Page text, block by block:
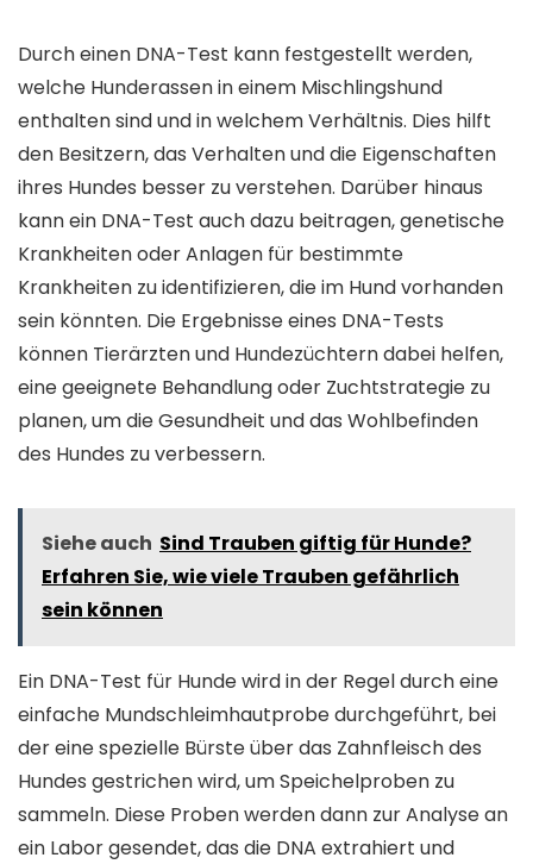
Durch einen DNA-Test kann festgestellt werden,
welche Hunderassen in einem Mischlingshund
enthalten sind und in welchem Verhältnis. Dies hilft
den Besitzern, das Verhalten und die Eigenschaften
ihres Hundes besser zu verstehen. Darüber hinaus
kann ein DNA-Test auch dazu beitragen, genetische
Krankheiten oder Anlagen für bestimmte
Krankheiten zu identifizieren, die im Hund vorhanden
sein könnten. Die Ergebnisse eines DNA-Tests
können Tierärzten und Hundezüchtern dabei helfen,
eine geeignete Behandlung oder Zuchtstrategie zu
planen, um die Gesundheit und das Wohlbefinden
des Hundes zu verbessern.
Siehe auch Sind Trauben giftig für Hunde?
Erfahren Sie, wie viele Trauben gefährlich
sein können
Ein DNA-Test für Hunde wird in der Regel durch eine
einfache Mundschleimhautprobe durchgeführt, bei
der eine spezielle Bürste über das Zahnfleisch des
Hundes gestrichen wird, um Speichelproben zu
sammeln. Diese Proben werden dann zur Analyse an
ein Labor gesendet, das die DNA extrahiert und